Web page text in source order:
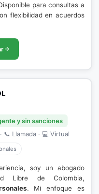
para consultas a
flexibilidad en acuerdos
y sin sanciones
📞 Llamada · 💻 Virtual
soy un abogado
Libre de Colombia,
. Mi enfoque es